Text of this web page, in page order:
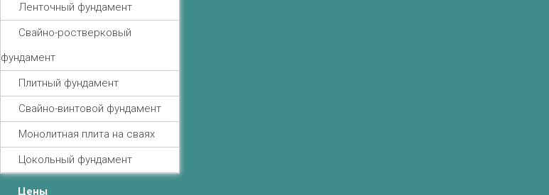
Ленточный фундамент
Свайно-ростверковый
фундамент
Плитный фундамент
Свайно-винтовой фундамент
Монолитная плита на сваях
Цокольный фундамент
Цены